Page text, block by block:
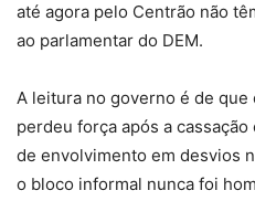
até agora pelo Centrão não
ao parlamentar do DEM.
A leitura no governo é de
perdeu força após a
de envolvimento em desvios
o bloco informal nunca foi